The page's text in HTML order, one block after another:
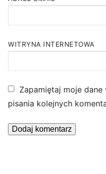
WITRYNA INTERNETOWA
Zapamiętaj moje
pisania kolejnych